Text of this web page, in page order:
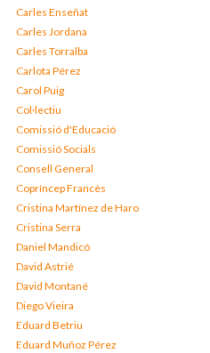
Carles Enseñat
Carles Jordana
Carles Torralba
Carlota Pérez
Carol Puig
Col·lectiu
Comissió d'Educació
Comissió Socials
Consell General
Copríncep Francès
Cristina Martínez de Haro
Cristina Serra
Daniel Mandicó
David Astrié
David Montané
Diego Vieira
Eduard Betriu
Eduard Muñoz Pérez